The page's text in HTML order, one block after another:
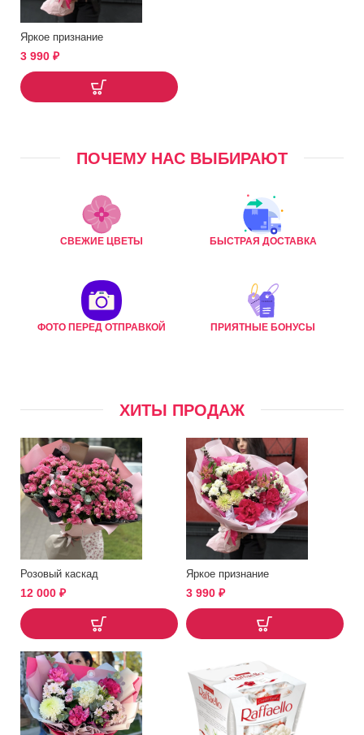
Яркое признание
3 990 ₽
ПОЧЕМУ НАС ВЫБИРАЮТ
СВЕЖИЕ ЦВЕТЫ БЫСТРАЯ ДОСТАВКА
ФОТО ПЕРЕД ОТПРАВКОЙ ПРИЯТНЫЕ БОНУСЫ
ХИТЫ ПРОДАЖ
Розовый каскад
12 000 ₽
Яркое признание
3 990 ₽